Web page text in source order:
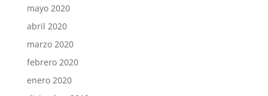
mayo 2020
abril 2020
marzo 2020
febrero 2020
enero 2020